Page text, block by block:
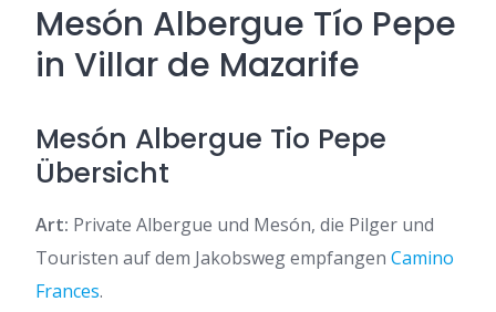
Mesón Albergue Tío Pepe
in Villar de Mazarife
Mesón Albergue Tio Pepe
Übersicht
Art: Private Albergue und Mesón, die Pilger und
Touristen auf dem Jakobsweg empfangen Camino
Frances.